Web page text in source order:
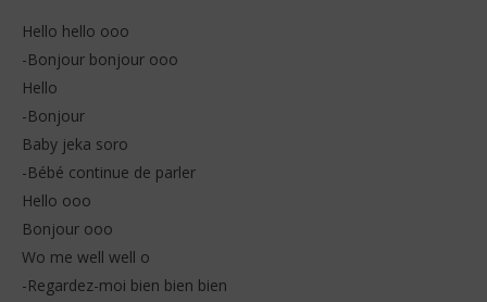
Hello hello ooo
-Bonjour bonjour ooo
Hello
-Bonjour
Baby jeka soro
-Bébé continue de parler
Hello ooo
Bonjour ooo
Wo me well well o
-Regardez-moi bien bien bien